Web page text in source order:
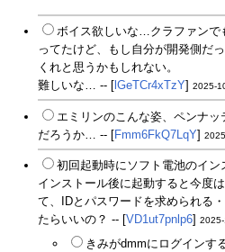
ボイス欲しいな…クラファン
ってたけど、もし自分が開発側だ
くれと思うかもしれない。
難しいな… -- [ lGeTCr4xTzY] 2025-
エミリンのこんな姿、ペンナ
だろうか… -- [Fmm6FkQ7LqY]
初回起動時にソフト電池のイ
インストール後に起動すると今度
て、IDとパスワードを求められる
たらいいの？ -- [VD1ut7pnlp6]
きみがdmmにログインす